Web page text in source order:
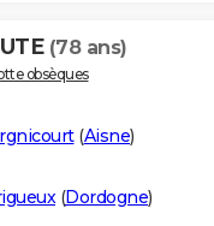
(78 ans)
obsèques
(Aisne)
(Dordogne)